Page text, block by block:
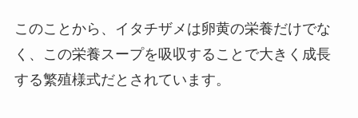
このことから、イタチザメは卵黄の栄養だけでな
く、この栄養スープを吸収することで大きく成長
する繁殖様式だとされています。